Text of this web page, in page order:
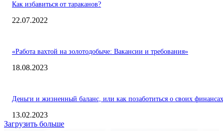
Как избавиться от тараканов?
22.07.2022
«Работа вахтой на золотодобыче: Вакансии и требования»
18.08.2023
Деньги и жизненный баланс, или как позаботиться о своих финансах
13.02.2023
Загрузить больше